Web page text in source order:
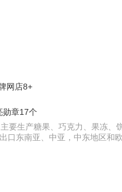
网店8+
勋章17个
要生产糖果、巧克力、果冻
口东南亚、中亚，中东地区和